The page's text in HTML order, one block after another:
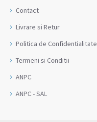
Contact
Livrare si Retur
Politica de Confidentialitate
Termeni si Conditii
ANPC
ANPC - SAL